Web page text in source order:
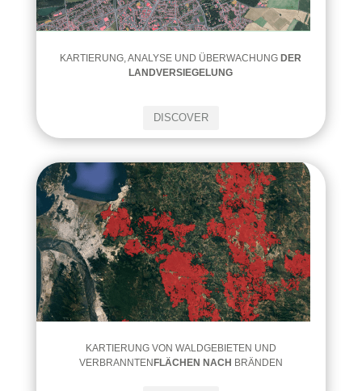
KARTIERUNG, ANALYSE UND ÜBERWACHUNG DER
LANDVERSIEGELUNG
DISCOVER
KARTIERUNG VON WALDGEBIETEN UND
VERBRANNTEN FLÄCHEN NACH BRÄNDEN